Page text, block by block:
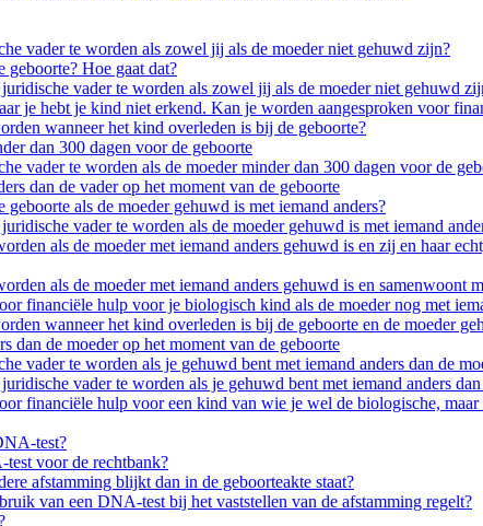
vader te worden als zowel jij als de moeder niet gehuwd zijn?
Hoe gaat dat?
vader te worden als zowel jij als de moeder niet gehuwd
je hebt je kind niet erkend. Kan je worden aangesproken voor
wanneer het kind overleden is bij de geboorte?
dan 300 dagen voor de geboorte
vader te worden als de moeder minder dan 300 dagen voor de
dan de vader op het moment van de geboorte
als de moeder gehuwd is met iemand anders?
vader te worden als de moeder gehuwd is met iemand
als de moeder met iemand anders gehuwd is en zij en haar
als de moeder met iemand anders gehuwd is en samenwoont
financiële hulp voor je biologisch kind als de moeder nog met
wanneer het kind overleden is bij de geboorte en de moeder
dan de moeder op het moment van de geboorte
vader te worden als je gehuwd bent met iemand anders dan de
vader te worden als je gehuwd bent met iemand anders dan
financiële hulp voor een kind van wie je wel de biologische,
test?
voor de rechtbank?
afstamming blijkt dan in de geboorteakte staat?
van een DNA-test bij het vaststellen van de afstamming regelt?